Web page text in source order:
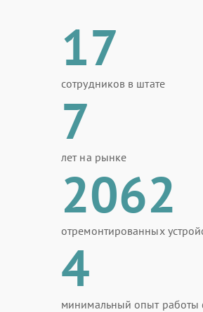
17
сотрудников в штате
7
лет на рынке
2062
отремонтированных
4
минимальный опыт работы